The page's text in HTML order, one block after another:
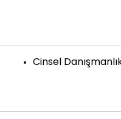
Cinsel